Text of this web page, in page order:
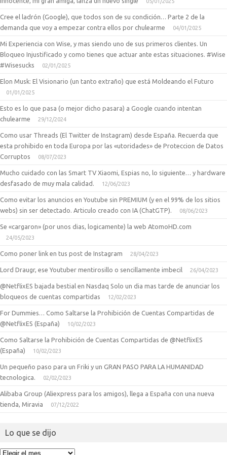
Cree el ladrón (Google), que todos son de su condición… Parte 2 de la
demanda que voy a empezar contra ellos por chulearme
04/01/2025
Mi Experiencia con Wise, y mas siendo uno de sus primeros clientes. Un
Bloqueo Injustificado y como tienes que actuar ante estas situaciones. #Wise
#Wisesucks
02/01/2025
Elon Musk: El Visionario (un tanto extraño) que está Moldeando el Futuro
01/01/2025
Esto es lo que pasa (o mejor dicho pasara) a Google cuando intentan
chulearme
29/12/2024
Como usar Threads (El Twitter de Instagram) desde España. Recuerda que
esta prohibido en toda Europa por las «utoridades» de Proteccion de Datos
Corruptos
08/07/2023
Mucho cuidado con las Smart TV Xiaomi, Espias no, lo siguiente… y hardware
desfasado de muy mala calidad.
12/06/2023
Como evitar los anuncios en Youtube sin PREMIUM (y en el 99% de los sitios
webs) sin ser detectado. Articulo creado con IA (ChatGTP).
08/06/2023
Se «cargaron» (por unos dias, logicamente) la web AtomoHD.com
24/05/2023
Como poner link en tus post de Instagram 28/04/2023
Lord Draugr, ese Youtuber mentirosillo o sencillamente imbecil 26/04/2023
@NetflixES bajada bestial en Nasdaq Solo un dia mas tarde de anunciar los
bloqueos de cuentas compartidas
12/02/2023
For Dummies… Como Saltarse la Prohibición de Cuentas Compartidas de
@NetflixES (España)
10/02/2023
Como Saltarse la Prohibición de Cuentas Compartidas de @NetflixES
(España)
10/02/2023
Un pequeño paso para un Friki y un GRAN PASO PARA LA HUMANIDAD
tecnologica.
02/02/2023
Alibaba Group (Aliexpress para los amigos), llega a España con una nueva
tienda, Miravia
07/12/2022
Lo que se dijo
Lo